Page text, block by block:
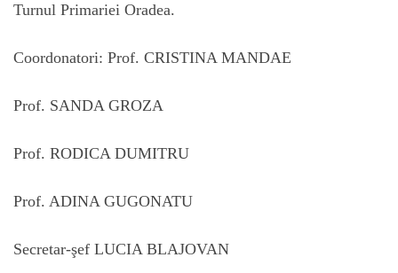
Turnul Primariei Oradea.
Coordonatori: Prof. CRISTINA MANDAE
Prof. SANDA GROZA
Prof. RODICA DUMITRU
Prof. ADINA GUGONATU
Secretar-şef LUCIA BLAJOVAN